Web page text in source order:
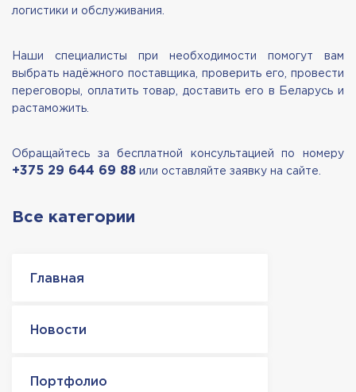
логистики и обслуживания.
Наши специалисты при необходимости помогут вам
выбрать надёжного поставщика, проверить его, провести
переговоры, оплатить товар, доставить его в Беларусь и
растаможить.
Обращайтесь за бесплатной консультацией по номеру
+375 29 644 69 88 или оставляйте заявку на сайте.
Все категории
Главная
Новости
Портфолио